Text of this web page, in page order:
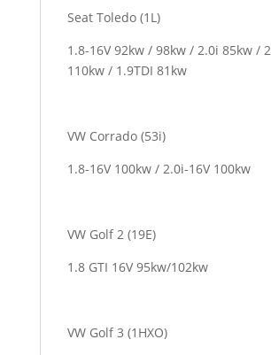
Toledo
Seat Toledo (1L)
1.8-16V 92kw / 98kw / 2.0i 85kw /
110kw / 1.9TDI 81kw
VW Corrado (53i)
1.8-16V 100kw / 2.0i-16V 100kw
VW Golf 2 (19E)
1.8 GTI 16V 95kw/102kw
VW Golf 3 (1HXO)